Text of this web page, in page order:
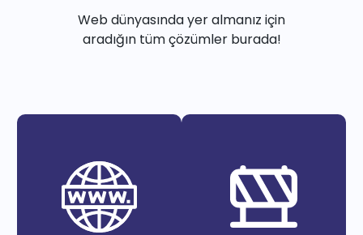
Web dünyasında yer almanız için
aradığın tüm çözümler burada!